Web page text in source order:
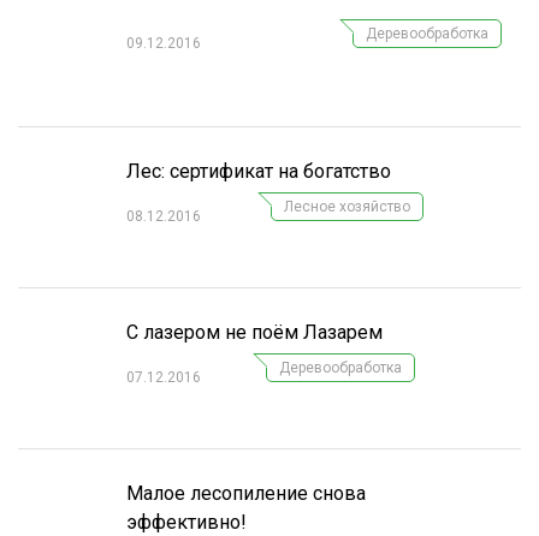
09.12.2016
Деревообработка
Лес: сертификат на богатство
08.12.2016
Лесное хозяйство
С лазером не поём Лазарем
07.12.2016
Деревообработка
Малое лесопиление снова
эффективно!